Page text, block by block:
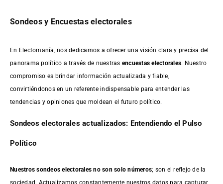
Sondeos y Encuestas electorales
En Electomanía, nos dedicamos a ofrecer una visión clara y precisa del
panorama político a través de nuestras encuestas electorales. Nuestro
compromiso es brindar información actualizada y fiable,
convirtiéndonos en un referente indispensable para entender las
tendencias y opiniones que moldean el futuro político.
Sondeos electorales actualizados: Entendiendo el Pulso
Político
Nuestros sondeos electorales no son solo números; son el reflejo de la
sociedad. Actualizamos constantemente nuestros datos para capturar